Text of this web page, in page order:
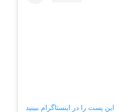
این پست را در اینستاگرام ببینید